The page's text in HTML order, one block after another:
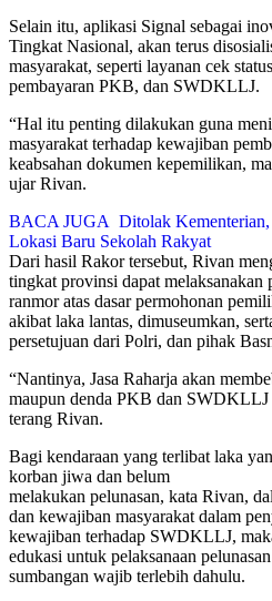
Selain itu, aplikasi Signal sebagai
Tingkat Nasional, akan terus
masyarakat, seperti layanan cek
pembayaran PKB, dan SWDKLLJ.
“Hal itu penting dilakukan guna
masyarakat terhadap kewajiban
keabsahan dokumen kepemilikan,
ujar Rivan.
BACA JUGA Ditolak
Lokasi Baru Sekolah Rakyat
Dari hasil Rakor tersebut, Rivan
tingkat provinsi dapat melaksanakan
ranmor atas dasar permohonan
akibat laka lantas, dimuseumkan,
persetujuan dari Polri, dan pihak
“Nantinya, Jasa Raharja akan
maupun denda PKB dan SWDKLLJ
terang Rivan.
Bagi kendaraan yang terlibat laka
korban jiwa dan belum
melakukan pelunasan, kata Rivan,
dan kewajiban masyarakat dalam
kewajiban terhadap SWDKLLJ,
edukasi untuk pelaksanaan
sumbangan wajib terlebih dahulu.